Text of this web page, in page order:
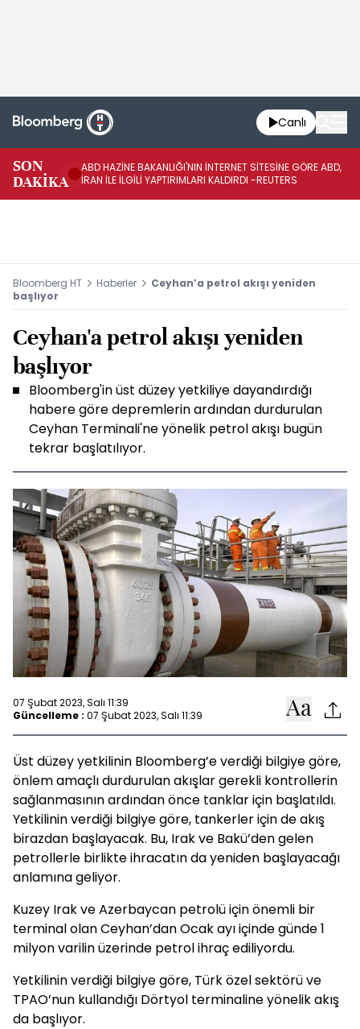
Canlı
SON
DAKİKA
ABD HAZİNE BAKANLIĞI'NIN İNTERNET SİTESİNE GÖRE ABD,
İRAN İLE İLGİLİ YAPTIRIMLARI KALDIRDI -REUTERS
Bloomberg HT Haberler
Ceyhan’a petrol akışı yeniden
başlıyor
Ceyhan'a petrol akışı yeniden
başlıyor
Bloomberg'in üst düzey yetkiliye dayandırdığı
habere göre depremlerin ardından durdurulan
Ceyhan Terminali'ne yönelik petrol akışı bugün
tekrar başlatılıyor.
07 Şubat 2023, Salı 11:39
Güncelleme : 07 Şubat 2023, Salı 11:39
Üst düzey yetkilinin Bloomberg’e verdiği bilgiye göre,
önlem amaçlı durdurulan akışlar gerekli kontrollerin
sağlanmasının ardından önce tanklar için başlatıldı.
Yetkilinin verdiği bilgiye göre, tankerler için de akış
birazdan başlayacak. Bu, Irak ve Bakü’den gelen
petrollerle birlikte ihracatın da yeniden başlayacağı
anlamına geliyor.
Kuzey Irak ve Azerbaycan petrolü için önemli bir
terminal olan Ceyhan’dan Ocak ayı içinde günde 1
milyon varilin üzerinde petrol ihraç ediliyordu.
Yetkilinin verdiği bilgiye göre, Türk özel sektörü ve
TPAO’nun kullandığı Dörtyol terminaline yönelik akış
da başlıyor.